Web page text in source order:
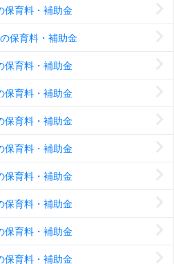
保育料・補助金
保育料・補助金
保育料・補助金
保育料・補助金
保育料・補助金
保育料・補助金
保育料・補助金
保育料・補助金
保育料・補助金
保育料・補助金